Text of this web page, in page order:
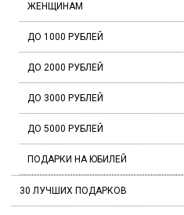
ЖЕНЩИНАМ
ДО 1000 РУБЛЕЙ
ДО 2000 РУБЛЕЙ
ДО 3000 РУБЛЕЙ
ДО 5000 РУБЛЕЙ
ПОДАРКИ НА ЮБИЛЕЙ
30 ЛУЧШИХ ПОДАРКОВ